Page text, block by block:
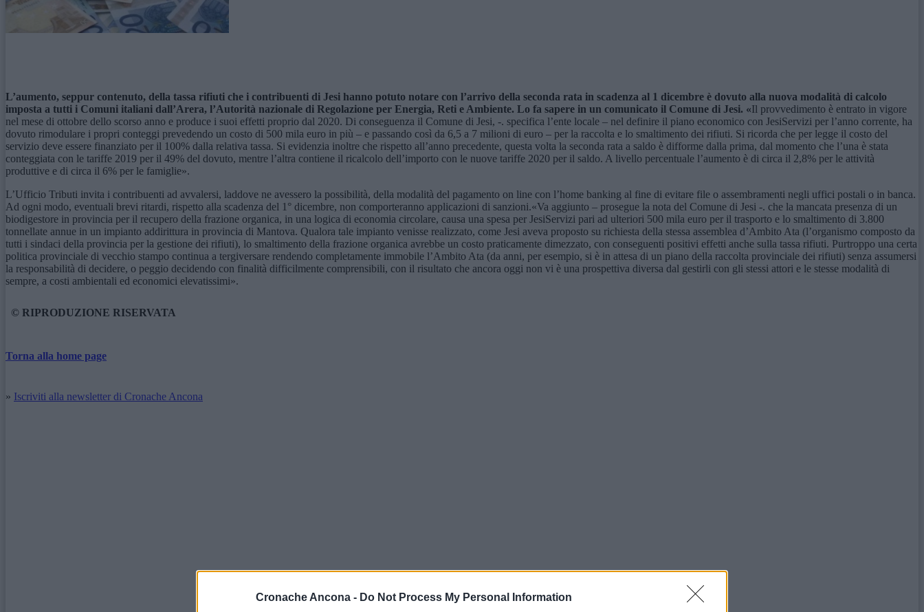
Cronache Ancona - Do Not Process My Personal Information
L’aumento, seppur contenuto, della tassa rifiuti che i contribuenti di Jesi hanno potuto notare con l’arrivo della seconda rata in scadenza al 1 dicembre è dovuto alla nuova modalità di calcolo
imposta a tutti i Comuni italiani dall’Arera, l’Autorità nazionale di Regolazione per Energia, Reti e Ambiente. Lo fa sapere in un comunicato il Comune di Jesi. «Il provvedimento è entrato in vigore
nel mese di ottobre dello scorso anno e produce i suoi effetti proprio dal 2020. Di conseguenza il Comune di Jesi, -. specifica l’ente locale – nel definire il piano economico con JesiServizi per l’anno corrente, ha
dovuto rimodulare i propri conteggi prevedendo un costo di 500 mila euro in più – e passando così da 6,5 a 7 milioni di euro – per la raccolta e lo smaltimento dei rifiuti. Si ricorda che per legge il costo del
servizio deve essere finanziato per il 100% dalla relativa tassa. Si evidenzia inoltre che rispetto all’anno precedente, questa volta la seconda rata a saldo è difforme dalla prima, dal momento che l’una è stata
conteggiata con le tariffe 2019 per il 49% del dovuto, mentre l’altra contiene il ricalcolo dell’importo con le nuove tariffe 2020 per il saldo. A livello percentuale l’aumento è di circa il 2,8% per le attività
produttive e di circa il 6% per le famiglie».
L’Ufficio Tributi invita i contribuenti ad avvalersi, laddove ne avessero la possibilità, della modalità del pagamento on line con l’home banking al fine di evitare file o assembramenti negli uffici postali o in banca.
Ad ogni modo, eventuali brevi ritardi, rispetto alla scadenza del 1° dicembre, non comporteranno applicazioni di sanzioni.«Va aggiunto – prosegue la nota del Comune di Jesi -. che la mancata presenza di un
biodigestore in provincia per il recupero della frazione organica, in una logica di economia circolare, causa una spesa per JesiServizi pari ad ulteriori 500 mila euro per il trasporto e lo smaltimento di 3.800
tonnellate annue in un impianto addirittura in provincia di Mantova. Qualora tale impianto venisse realizzato, come Jesi aveva proposto su richiesta della stessa assemblea d’Ambito Ata (l’organismo composto da
tutti i sindaci della provincia per la gestione dei rifiuti), lo smaltimento della frazione organica avrebbe un costo praticamente dimezzato, con conseguenti positivi effetti anche sulla tassa rifiuti. Purtroppo una certa
politica provinciale di vecchio stampo continua a tergiversare rendendo completamente immobile l’Ambito Ata (da anni, per esempio, si è in attesa di un piano della raccolta provinciale dei rifiuti) senza assumersi
la responsabilità di decidere, o peggio decidendo con finalità difficilmente comprensibili, con il risultato che ancora oggi non vi è una prospettiva diversa dal gestirli con gli stessi attori e le stesse modalità di
sempre, a costi ambientali ed economici elevatissimi».
© RIPRODUZIONE RISERVATA
Torna alla home page
» Iscriviti alla newsletter di Cronache Ancona